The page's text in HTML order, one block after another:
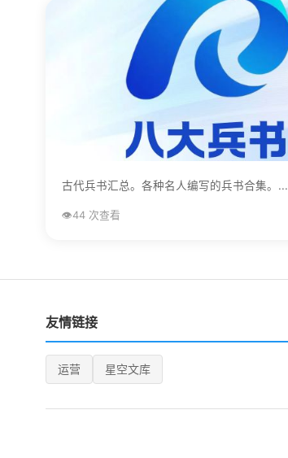
古代兵书汇总。各种名人编写的兵书合集。...
👁️44 次查看
友情链接
运营 星空文库